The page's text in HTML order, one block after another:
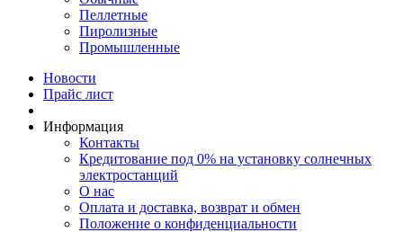
Пеллетные
Пиролизные
Промышленные
Новости
Прайс лист
Информация
Контакты
Кредитование под 0% на установку солнечных
электростанций
О нас
Оплата и доставка, возврат и обмен
Положение о конфиденциальности